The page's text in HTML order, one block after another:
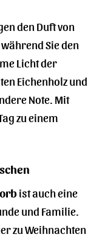
den Duft von
Sie den
Licht der
Eichenholz und
Note. Mit
zu einem
ist auch eine
und Familie.
zu Weihnachten